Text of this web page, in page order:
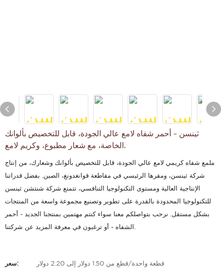
ثينسن - أحمر شفاه لامع عالي الجودة، قابل للتخصيص بألوانك
الخاصة، مع شعار مطبوع، وكريم لامع.
ملمع شفاه كريمي لامع عالي الجودة، قابل للتخصيص بألوانك وشعارك، من إنتاج
شركة ثينسن، ومقرها الرئيسي في مقاطعة قوانغدونغ، الصين. بفضل قدراتنا
الإنتاجية العالية ومستوى التكنولوجيا التنافسي، تتمتع شركة شنتشن ثينسن
للتكنولوجيا المحدودة بالقدرة على تطوير وتصنيع مجموعة واسعة من المنتجات
بشكل مستقل. نرحب بتواصلكم معنا سواء كنتم مهتمين بمنتجنا الجديد - أحمر
سعر: قطعة واحدة/قطع من 1.50 دولار إلى 2.20 دولار